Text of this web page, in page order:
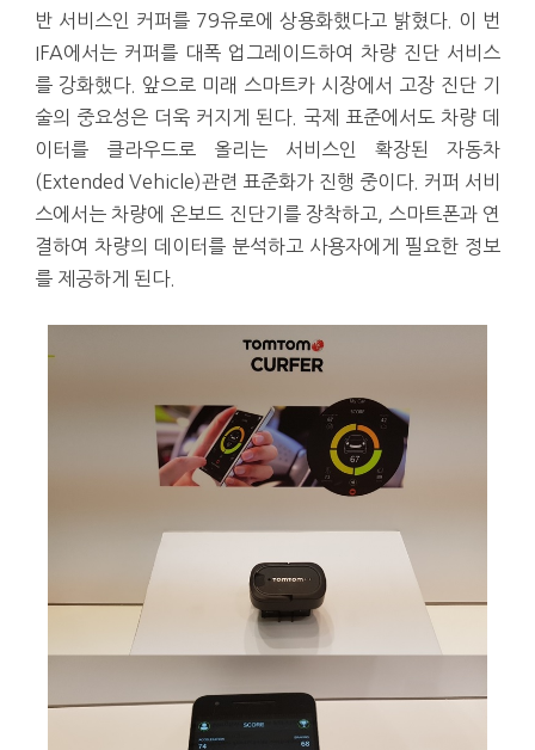
반 서비스인 커퍼를 79유로에 상용화했다고 밝혔다. 이 번
IFA에서는 커퍼를 대폭 업그레이드하여 차량 진단 서비스
를 강화했다. 앞으로 미래 스마트카 시장에서 고장 진단 기
술의 중요성은 더욱 커지게 된다. 국제 표준에서도 차량 데
이터를 클라우드로 올리는 서비스인 확장된 자동차
(Extended Vehicle)관련 표준화가 진행 중이다. 커퍼 서비
스에서는 차량에 온보드 진단기를 장착하고, 스마트폰과 연
결하여 차량의 데이터를 분석하고 사용자에게 필요한 정보
를 제공하게 된다.